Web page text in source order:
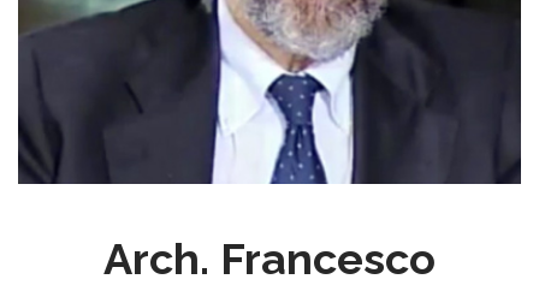
Arch. Francesco